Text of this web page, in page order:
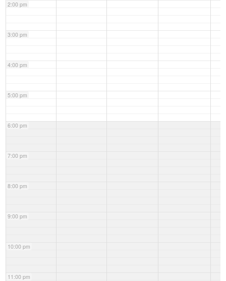
2:00 pm
3:00 pm
4:00 pm
5:00 pm
6:00 pm
7:00 pm
8:00 pm
9:00 pm
10:00 pm
11:00 pm